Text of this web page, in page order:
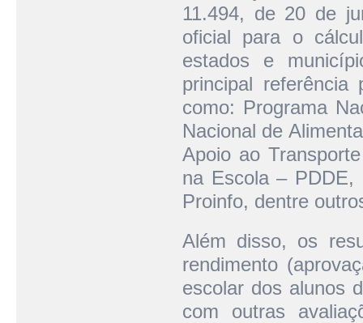
11.494, de 20 de
oficial para o
estados e
principal
como: Programa
Nacional de
Apoio ao
na Escola – PDDE,
Proinfo, dentre
Além disso, os
rendimento
escolar dos alunos
com outras